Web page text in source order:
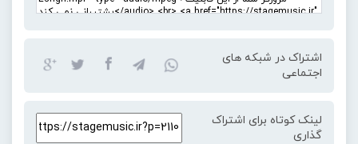
اشتراک در شبکه های
اجتماعی
لینک کوتاه برای اشتراک
گذاری